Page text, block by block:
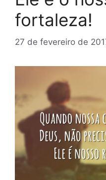
fortaleza!
27 de fevereiro de